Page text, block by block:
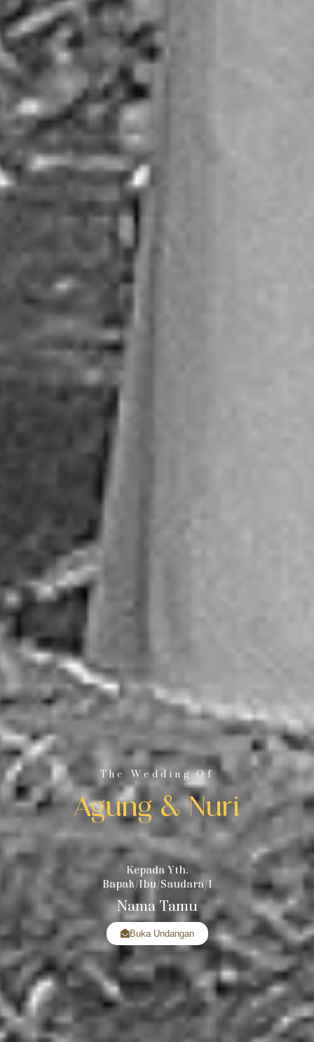
The Wedding Of
Agung & Nuri
Kepada Yth.
Bapak/Ibu/Saudara/i
Nama Tamu
Buka Undangan
MEMPELAI